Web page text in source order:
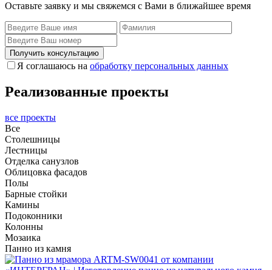
Оставьте заявку и мы свяжемся с Вами в ближайшее время
Получить консультацию
Я соглашаюсь на обработку персональных данных
Реализованные проекты
все проекты
Все
Столешницы
Лестницы
Отделка санузлов
Облицовка фасадов
Полы
Барные стойки
Камины
Подоконники
Колонны
Мозаика
Панно из камня